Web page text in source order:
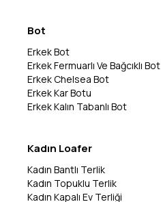
Bot
Erkek Bot
Erkek Fermuarlı Ve Bağcıklı Bot
Erkek Chelsea Bot
Erkek Kar Botu
Erkek Kalın Tabanlı Bot
Kadın Loafer
Kadın Bantlı Terlik
Kadın Topuklu Terlik
Kadın Kapalı Ev Terliği